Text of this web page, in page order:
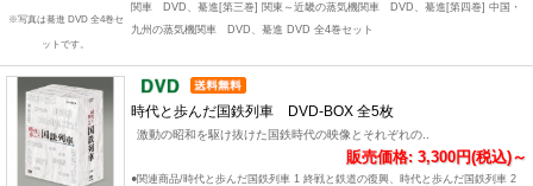
※写真は驀進 DVD 全4巻セ
ットです。
関車 DVD、驀進[第三巻] 関東～近畿の蒸気機関車 DVD、驀進[第四巻] 中国・
九州の蒸気機関車 DVD、驀進 DVD 全4巻セット
時代と歩んだ国鉄列車 DVD-BOX 全5枚
激動の昭和を駆け抜けた国鉄時代の映像とそれぞれの..
販売価格: 3,300円(税込)～
●関連商品/時代と歩んだ国鉄列車 1 終戦と鉄道の復興、時代と歩んだ国鉄列車 2